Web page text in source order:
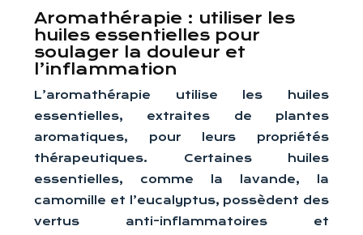
Aromathérapie : utiliser les
huiles essentielles pour
soulager la douleur et
l’inflammation
L’aromathérapie utilise les huiles
essentielles, extraites de plantes
aromatiques, pour leurs propriétés
thérapeutiques. Certaines huiles
essentielles, comme la lavande, la
camomille et l’eucalyptus, possèdent des
vertus anti-inflammatoires et